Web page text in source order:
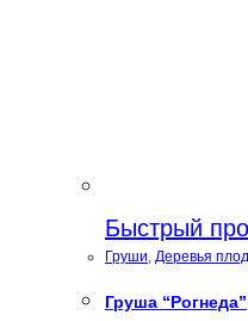
Быстрый
Груши, Деревья
Груша “Рогнеда”